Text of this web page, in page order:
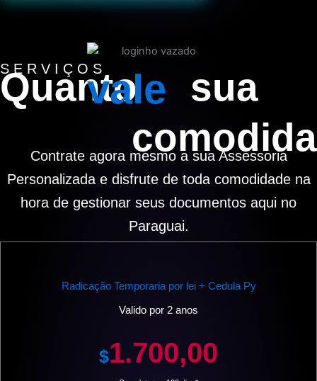
SERVIÇOS
Quanto
vale sua
Contrate agora mesmo a sua Assessoria
Personalizada e disfrute de toda comodidade na
hora de gestionar seus documentos aqui no
Paraguai.
Radicação Temporaria por lei + Cedula Py
Valido por 2 anos
$1.700,00